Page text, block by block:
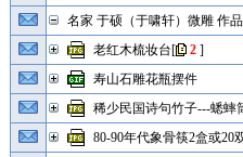
名家 于硕（于啸轩）微雕 作
老红木梳妆台[ 2]
寿山石雕花瓶摆件
稀少民国诗句竹子---蟋蟀
80-90年代象骨筷2盒或20